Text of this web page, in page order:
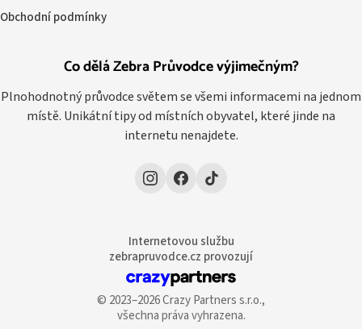
Co dělá Zebra Průvodce výjimečným?
Plnohodnotný průvodce světem se všemi informacemi na jednom
místě. Unikátní tipy od místních obyvatel, které jinde na
internetu nenajdete.
Obchodní podmínky
Internetovou službu
zebrapruvodce.cz provozují
© 2023–2026 Crazy Partners s.r.o.,
všechna práva vyhrazena.